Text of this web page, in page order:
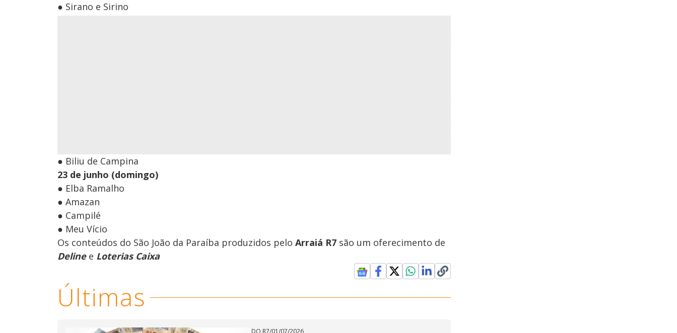
● Sirano e Sirino
● Biliu de Campina
23 de junho (domingo)
● Elba Ramalho
● Amazan
● Campilé
● Meu Vício
Os conteúdos do São João da Paraíba produzidos pelo Arraiá R7 são um oferecimento de
Delinee Loterias Caixa
Últimas